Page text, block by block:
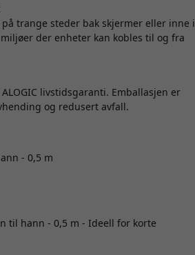
trange steder bak skjermer eller inne i
der enheter kan kobles til og fra
livstidsgaranti. Emballasjen er
og redusert avfall.
- 0,5 m
til hann - 0,5 m - Ideell for korte